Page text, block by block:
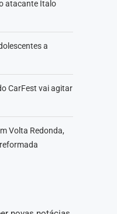
atacante Ítalo
a
CarFest vai agitar
Volta Redonda,